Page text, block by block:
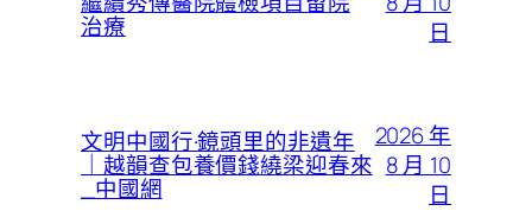
治療
日
文明中國行·鏡頭里的非遺年
｜越韻查包養價錢繞梁迎春來
_中國網
2026 年
8 月 10
日